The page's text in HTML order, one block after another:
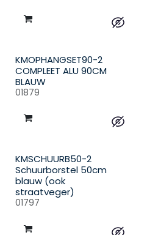
KMOPHANGSET90-2
COMPLEET ALU 90CM
BLAUW
01879
KMSCHUURB50-2
Schuurborstel 50cm
blauw (ook
straatveger)
01797